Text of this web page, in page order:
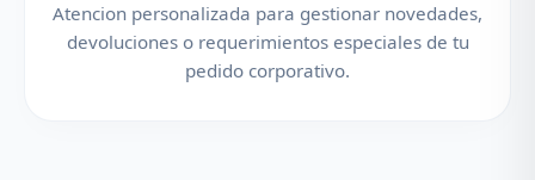
Atencion personalizada para gestionar novedades,
devoluciones o requerimientos especiales de tu
pedido corporativo.